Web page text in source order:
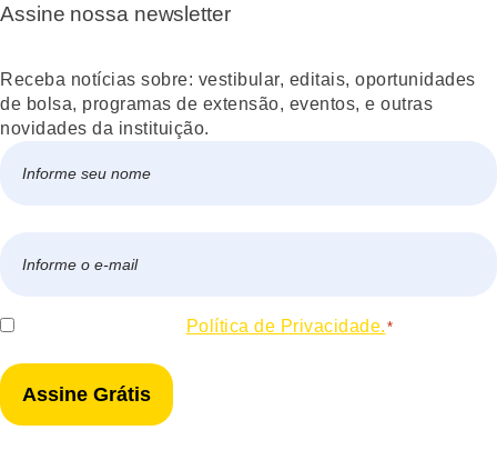
Assine nossa newsletter
Receba notícias sobre: vestibular, editais, oportunidades
de bolsa, programas de extensão, eventos, e outras
novidades da instituição.
mail
Consentir Política de Privacidade. *